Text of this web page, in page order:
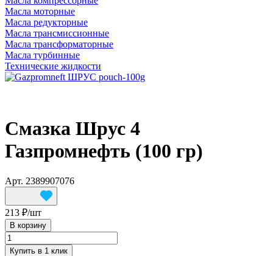
Масла моторные
Масла редукторные
Масла трансмиссионные
Масла трансформаторные
Масла турбинные
Технические жидкости
Смазка Шрус 4
Газпромнефть (100 гр)
Арт. 2389907076
213 ₽/шт
В корзину
Купить в 1 клик